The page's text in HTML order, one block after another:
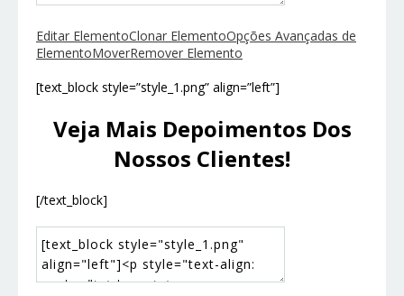
Editar ElementoClonar ElementoOpções Avançadas de
ElementoMoverRemover Elemento
[text_block style=”style_1.png” align=”left”]
Veja Mais Depoimentos Dos
Nossos Clientes!
[/text_block]